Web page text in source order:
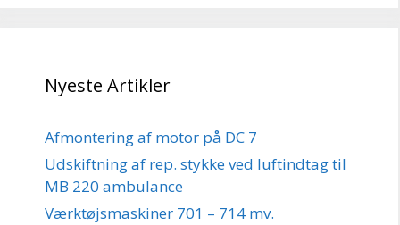
Nyeste Artikler
Afmontering af motor på DC 7
Udskiftning af rep. stykke ved luftindtag til
MB 220 ambulance
Værktøjsmaskiner 701 – 714 mv.